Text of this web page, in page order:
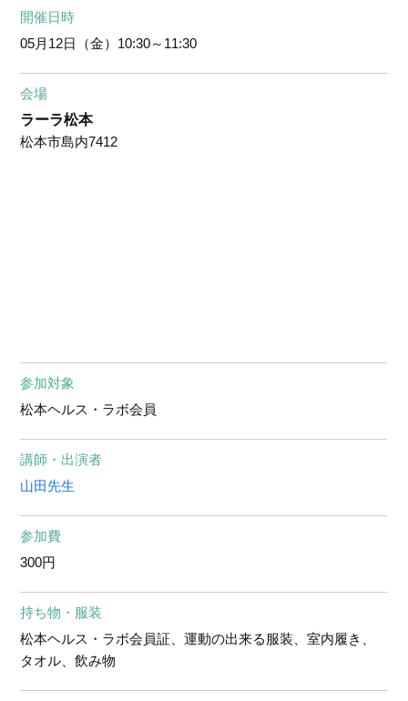
開催日時
05月12日（金） 10:30～11:30
会場
ラーラ松本
松本市島内7412
参加対象
松本ヘルス・ラボ会員
講師・出演者
山田先生
参加費
300円
持ち物・服装
松本ヘルス・ラボ会員証、運動の出来る服装、室内履き、
タオル、飲み物